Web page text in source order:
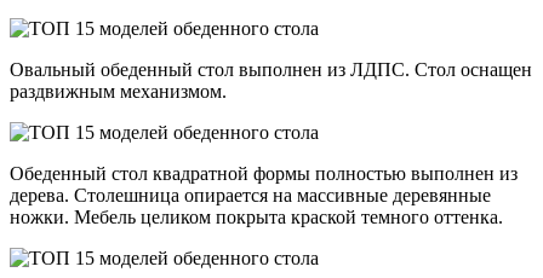
Овальный обеденный стол выполнен из ЛДПС. Стол оснащен
раздвижным механизмом.
Обеденный стол квадратной формы полностью выполнен из
дерева. Столешница опирается на массивные деревянные
ножки. Мебель целиком покрыта краской темного оттенка.